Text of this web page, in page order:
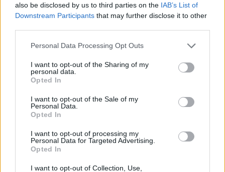
also be disclosed by us to third parties on the IAB’s List of
Downstream Participants that may further disclose it to other
Please note that this website/app uses one or more Google
not limited to your visit or usage behaviour. You may click to
grant or deny consent to Google and its third-party tags to
use your data for below specified purposes in below Google
consent section.
Personal Data Processing Opt Outs
I want to opt-out of the Sharing of my
personal data.
Opted In
I want to opt-out of the Sale of my
Personal Data.
Opted In
I want to opt-out of processing my
Personal Data for Targeted Advertising.
Opted In
I want to opt-out of Collection, Use,
népszerű családi vetélkedője miatt
Jasinka Ádám
A TV2 idén tavasszal több új saját gyártású
újdonság teljesített a várakozások fölött. Nem csak